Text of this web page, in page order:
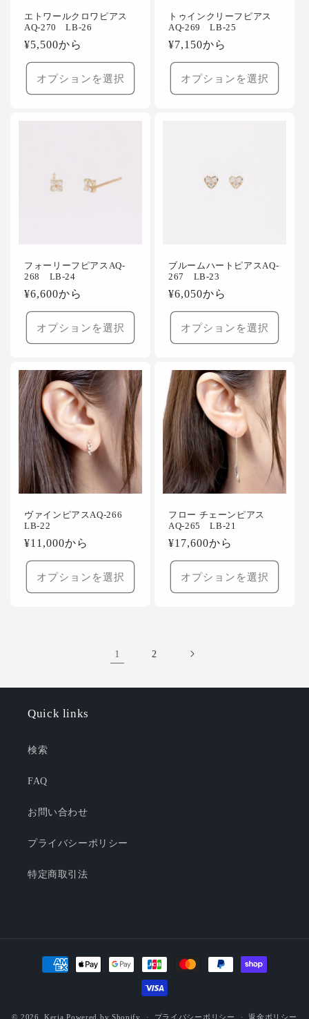
エトワールクロワピアス
AQ-270 LB-26
通
常
格
¥5,500から
オプションを選択
トゥインクリーフピアス
AQ-269 LB-25
通
常
格
¥7,150から
オプションを選択
フォーリーフピアスAQ-
268 LB-24
通
常
格
¥6,600から
オプションを選択
ブルームハートピアスAQ-
267 LB-23
通
常
格
¥6,050から
オプションを選択
ヴァインピアスAQ-266
LB-22
通
常
格
¥11,000から
オプションを選択
フロー チェーンピアス
AQ-265 LB-21
通
常
格
¥17,600から
オプションを選択
1 2
Quick links
検索
FAQ
お問い合わせ
プライバシーポリシー
特定商取引法
法
© 2026,Keria Powered by Shopify プライバシーポリシー 返金ポリシー